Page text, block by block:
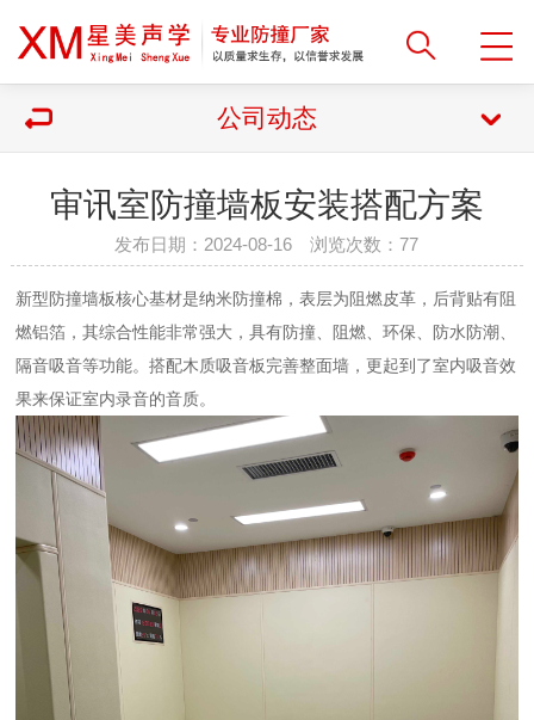
公司动态
审讯室防撞墙板安装搭配方案
发布日期：2024-08-16 浏览次数：77
新型防撞墙板核心基材是纳米防撞棉，表层为阻燃皮革，后背贴有阻
燃铝箔，其综合性能非常强大，具有防撞、阻燃、环保、防水防潮、
隔音吸音等功能。搭配木质吸音板完善整面墙，更起到了室内吸音效
果来保证室内录音的音质。